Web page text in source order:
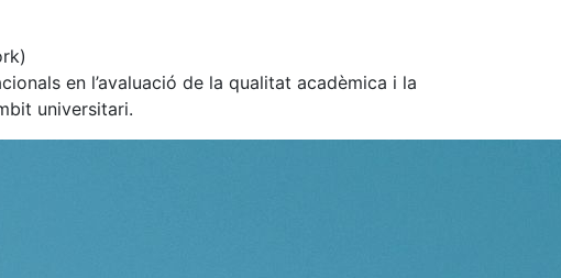
en l’avaluació de la qualitat acadèmica i la
universitari.